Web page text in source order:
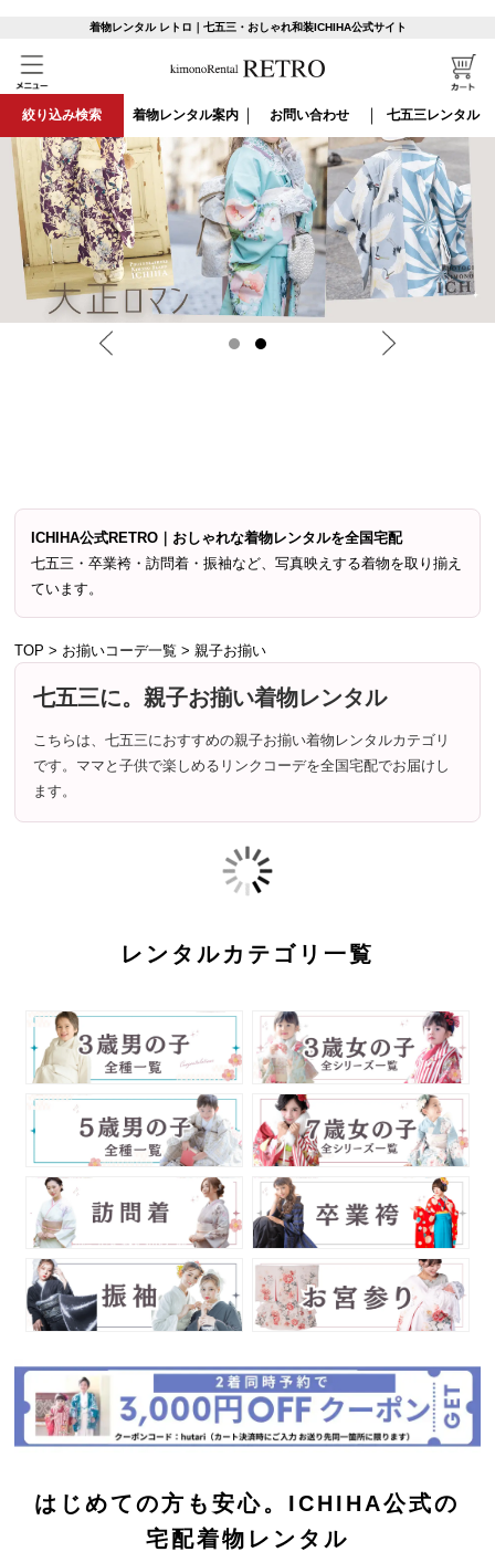
ど、特別な日にぴったりのおしゃれコーデ
着物レンタル レトロ｜七五三・おしゃれ和装ICHIHA公式サイト
絞り込み検索 着物レンタル案内 お問い合わせ 七五三レンタル
ICHIHA公式RETRO｜おしゃれな着物レンタルを全国宅配
七五三・卒業袴・訪問着・振袖など、写真映えする着物を取り揃え
ています。
TOP> お揃いコーデ一覧 >親子お揃い
七五三に。親子お揃い着物レンタル
こちらは、七五三におすすめの親子お揃い着物レンタルカテゴリ
です。ママと子供で楽しめるリンクコーデを全国宅配でお届けし
ます。
レンタルカテゴリ一覧
はじめての方も安心。ICHIHA公式の
宅配着物レンタル